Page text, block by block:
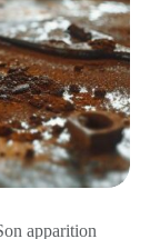
apparition